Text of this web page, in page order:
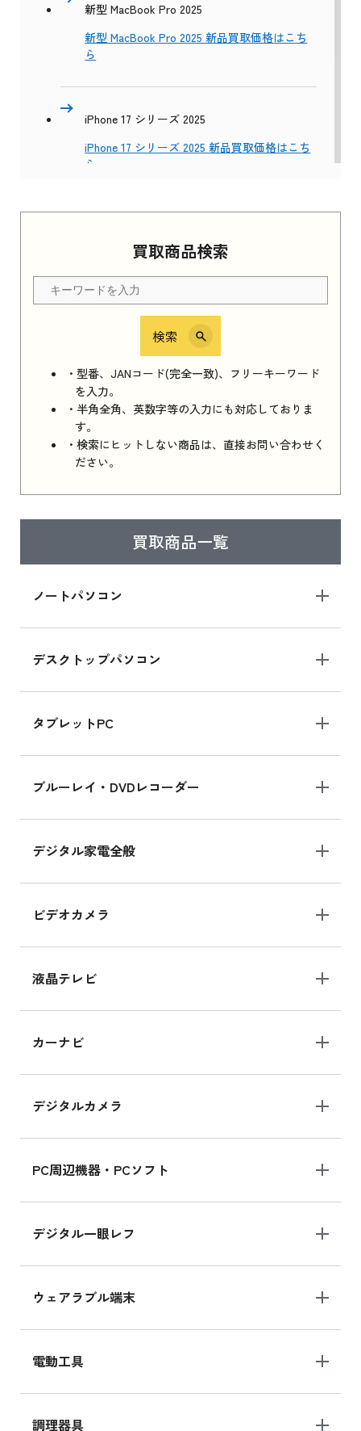
買取商品検索
検索
・型番、JANコード(完全一致)、フリーキーワード
を入力。
・半角全角、英数字等の入力にも対応しておりま
す。
・検索にヒットしない商品は、直接お問い合わせく
ださい。
買取商品一覧
ノートパソコン
デスクトップパソコン
タブレットPC
ブルーレイ・DVDレコーダー
デジタル家電全般
ビデオカメラ
液晶テレビ
カーナビ
デジタルカメラ
PC周辺機器・PCソフト
デジタル一眼レフ
ウェアラブル端末
電動工具
調理器具
新型 MacBook Pro 2025
新型 MacBook Pro 2025 新品買取価格はこち
ら
iPhone 17 シリーズ 2025
iPhone 17 シリーズ 2025 新品買取価格はこち
ら
Apple Watch Series 11 2025 新品買取価格はこ
ちら
iPhone 16e シリーズ 2025
iPhone 16e シリーズ 2025 新品買取価格はこち
ら
iPad 11インチ 2025年春モデル
はこちら
ら
iPad mini シリーズ 2024
iPad mini 8.3インチ の新品買取価格
iPhone 16 シリーズ
iPhone 16 の新品買取価格
iPad Air 11インチ シリーズ
iPad Air 11インチ の新品買取価格
iPhone 15 128GB シリーズ
iPhone 15 128GB の新品買取価格
MK2K3J/Aの新品買取価格はこちら